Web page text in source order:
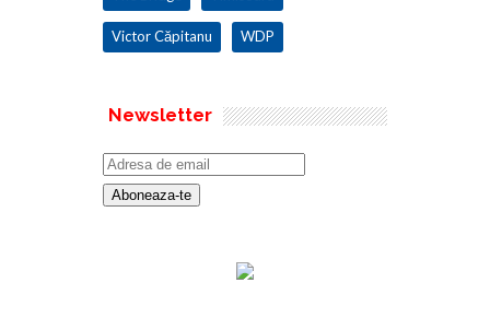
Victor Căpitanu WDP
Newsletter